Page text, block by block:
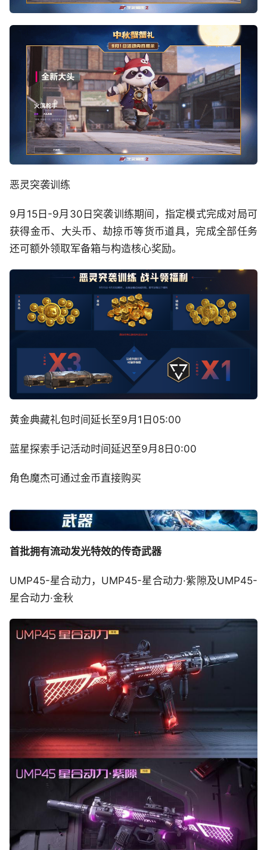
恶灵突袭训练
9月15日-9月30日突袭训练期间，指定模式完成对局可
获得金币、大头币、劫掠币等货币道具，完成全部任务
还可额外领取军备箱与构造核心奖励。
黄金典藏礼包时间延长至9月1日05:00
蓝星探索手记活动时间延迟至9月8日0:00
角色魔杰可通过金币直接购买
首批拥有流动发光特效的传奇武器
UMP45-星合动力，UMP45-星合动力·紫隙及UMP45-
星合动力·金秋